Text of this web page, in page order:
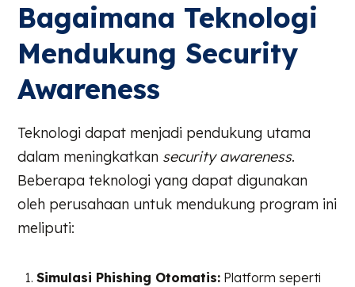
Bagaimana Teknologi
Mendukung Security
Awareness
Teknologi dapat menjadi pendukung utama
dalam meningkatkan security awareness.
Beberapa teknologi yang dapat digunakan
oleh perusahaan untuk mendukung program ini
meliputi:
Simulasi Phishing Otomatis: Platform seperti